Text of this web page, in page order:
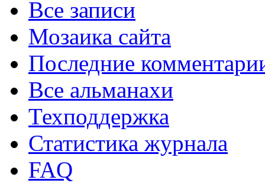
Все записи
Мозаика сайта
Последние
Все альманахи
Техподдержка
Статистика журнала
FAQ